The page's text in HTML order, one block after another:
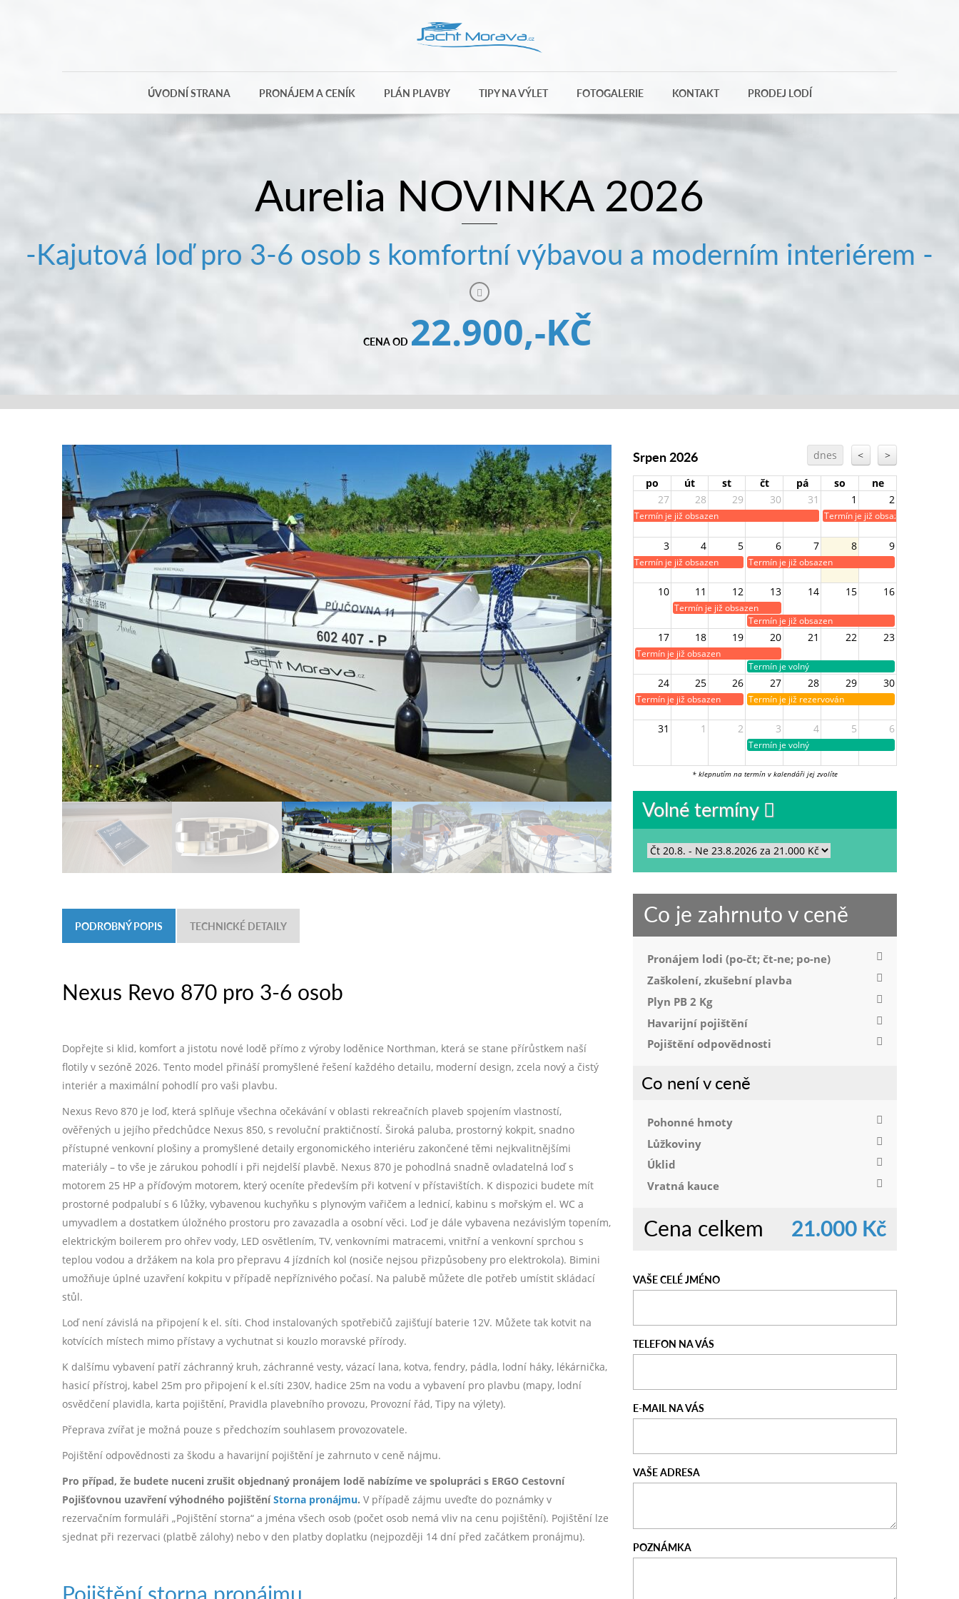
ÚVODNÍ STRANA PRONÁJEM A CENÍK PLÁN PLAVBY TIPY NA VÝLET FOTOGALERIE KONTAKT PRODEJ LODÍ
Aurelia NOVINKA 2026
-Kajutová loď pro 3-6 osob s komfortní výbavou a moderním interiérem -
CENA OD 22.900,-KČ
Srpen 2026 dnes < >
po út st čt pá so
ne
27
28 29 30 31 1 2
Termín je již obsazen Termín je již obsazen
3 4 5 6 7 8 9
Termín je již obsazen Termín je již obsazen
10 11 12 13 14 15 16
Termín je již obsazen
Termín je již obsazen
17 18 19 20 21 22 23
Termín je již obsazen
Termín je volný
24 25 26 27 28 29 30
Termín je již obsazen Termín je již rezervován
31 1 2 3 4 5 6
Termín je volný
* klepnutím na termín v kalendáři jej zvolíte
Volné termíny
Co je zahrnuto v ceně
Pronájem lodi (po-čt; čt-ne; po-ne)
Zaškolení, zkušební plavba
Plyn PB 2 Kg
Havarijní pojištění
Pojištění odpovědnosti
Co není v ceně
Pohonné hmoty
Lůžkoviny
Úklid
Vratná kauce
Cena celkem 21.000 Kč
VAŠE CELÉ JMÉNO
TELEFON NA VÁS
E-MAIL NA VÁS
VAŠE ADRESA
POZNÁMKA
PODROBNÝ POPIS TECHNICKÉ DETAILY
Nexus Revo 870 pro 3-6 osob
Dopřejte si klid, komfort a jistotu nové lodě přímo z výroby loděnice Northman, která se stane přírůstkem naší
flotily v sezóně 2026. Tento model přináší promyšlené řešení každého detailu, moderní design, zcela nový a čistý
interiér a maximální pohodlí pro vaši plavbu.
Nexus Revo 870 je loď, která splňuje všechna očekávání v oblasti rekreačních plaveb spojením vlastností,
ověřených u jejího předchůdce Nexus 850, s revoluční praktičností. Široká paluba, prostorný kokpit, snadno
přístupné venkovní plošiny a promyšlené detaily ergonomického interiéru zakončené těmi nejkvalitnějšími
materiály – to vše je zárukou pohodlí i při nejdelší plavbě. Nexus 870 je pohodlná snadně ovladatelná loď s
motorem 25 HP a příďovým motorem, který oceníte především při kotvení v přístavištích. K dispozici budete mít
prostorné podpalubí s 6 lůžky, vybavenou kuchyňku s plynovým vařičem a lednicí, kabinu s mořským el. WC a
umyvadlem a dostatkem úložného prostoru pro zavazadla a osobní věci. Loď je dále vybavena nezávislým topením,
elektrickým boilerem pro ohřev vody, LED osvětlením, TV, venkovními matracemi, vnitřní a venkovní sprchou s
teplou vodou a držákem na kola pro přepravu 4 jízdních kol (nosiče nejsou přizpůsobeny pro elektrokola). Bimini
umožňuje úplné uzavření kokpitu v případě nepříznivého počasí. Na palubě můžete dle potřeb umístit skládací
stůl.
Loď není závislá na připojení k el. síti. Chod instalovaných spotřebičů zajišťují baterie 12V. Můžete tak kotvit na
kotvících místech mimo přístavy a vychutnat si kouzlo moravské přírody.
K dalšímu vybavení patří záchranný kruh, záchranné vesty, vázací lana, kotva, fendry, pádla, lodní háky, lékárnička,
hasicí přístroj, kabel 25m pro připojení k el.síti 230V, hadice 25m na vodu a vybavení pro plavbu (mapy, lodní
osvědčení plavidla, karta pojištění, Pravidla plavebního provozu, Provozní řád, Tipy na výlety).
Přeprava zvířat je možná pouze s předchozím souhlasem provozovatele.
Pojištění odpovědnosti za škodu a havarijní pojištění je zahrnuto v ceně nájmu.
Pro případ, že budete nuceni zrušit objednaný pronájem lodě nabízíme ve spolupráci s ERGO Cestovní
Pojišťovnou uzavření výhodného pojištěníStorna pronájmu. V případě zájmu uveďte do poznámky v
rezervačním formuláři „Pojištění storna“ a jména všech osob (počet osob nemá vliv na cenu pojištění). Pojištění lze
sjednat při rezervaci (platbě zálohy) nebo v den platby doplatku (nejpozději 14 dní před začátkem pronájmu).